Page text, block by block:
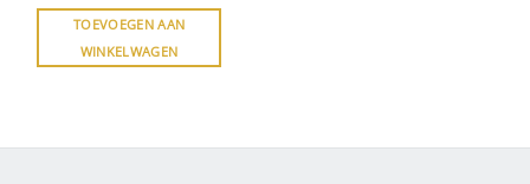
TOEVOEGEN AAN
WINKELWAGEN